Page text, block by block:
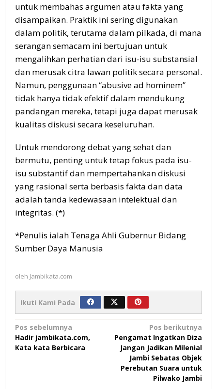
untuk membahas argumen atau fakta yang
disampaikan. Praktik ini sering digunakan
dalam politik, terutama dalam pilkada, di mana
serangan semacam ini bertujuan untuk
mengalihkan perhatian dari isu-isu substansial
dan merusak citra lawan politik secara personal.
Namun, penggunaan “abusive ad hominem”
tidak hanya tidak efektif dalam mendukung
pandangan mereka, tetapi juga dapat merusak
kualitas diskusi secara keseluruhan.
Untuk mendorong debat yang sehat dan
bermutu, penting untuk tetap fokus pada isu-
isu substantif dan mempertahankan diskusi
yang rasional serta berbasis fakta dan data
adalah tanda kedewasaan intelektual dan
integritas. (*)
*Penulis ialah Tenaga Ahli Gubernur Bidang
Sumber Daya Manusia
oleh Jambikata.com
Ikuti Kami Pada
Navigasi
pos
Pos sebelumnya
Hadir jambikata.com,
Kata kata Berbicara
Pos berikutnya
Pengamat Ingatkan Diza
Jangan Jadikan Milenial
Jambi Sebatas Objek
Perebutan Suara untuk
Pilwako Jambi